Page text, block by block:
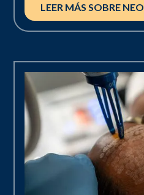
LEER MÁS SOBRE NEO